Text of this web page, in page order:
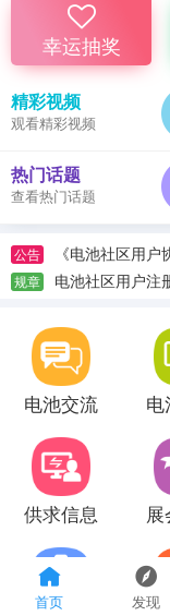
首页 发现
幸运抽奖
精彩视频
观看精彩视频
热门话题
查看热门话题
公告 《电池社区用户
规章 电池社区用户注
电池交流 电
供求信息 展